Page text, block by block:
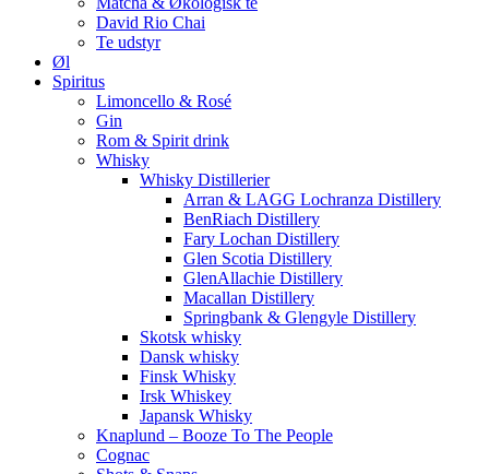
David Rio Chai
Te udstyr
Øl
Spiritus
Limoncello & Rosé
Gin
Rom & Spirit drink
Whisky
Whisky Distillerier
Arran & LAGG Lochranza Distillery
BenRiach Distillery
Fary Lochan Distillery
Glen Scotia Distillery
GlenAllachie Distillery
Macallan Distillery
Springbank & Glengyle Distillery
Skotsk whisky
Dansk whisky
Finsk Whisky
Irsk Whiskey
Japansk Whisky
Knaplund – Booze To The People
Cognac